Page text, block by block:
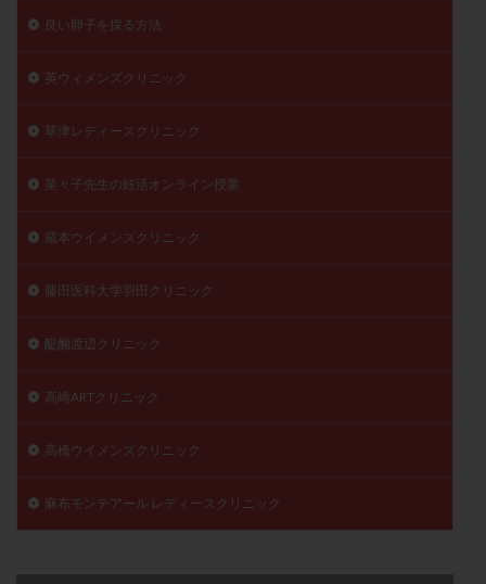
良い卵子を採る方法
英ウィメンズクリニック
草津レディースクリニック
菜々子先生の妊活オンライン授業
蔵本ウイメンズクリニック
藤田医科大学羽田クリニック
醍醐渡辺クリニック
高崎ARTクリニック
高橋ウイメンズクリニック
麻布モンテアール レディースクリニック